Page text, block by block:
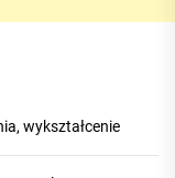
wykształcenie